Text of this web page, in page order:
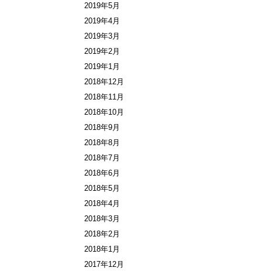
2019年5月
2019年4月
2019年3月
2019年2月
2019年1月
2018年12月
2018年11月
2018年10月
2018年9月
2018年8月
2018年7月
2018年6月
2018年5月
2018年4月
2018年3月
2018年2月
2018年1月
2017年12月